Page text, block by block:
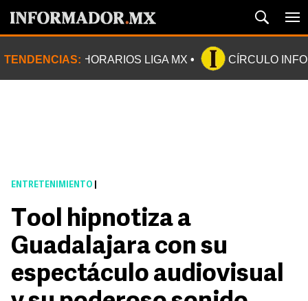
TENDENCIAS: HORARIOS LIGA MX CÍRCULO
ENTRETENIMIENTO
Tool hipnotiza a
Guadalajara con su
espectáculo audiovisual